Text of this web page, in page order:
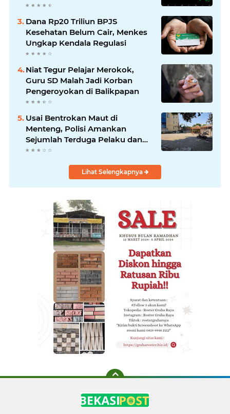
Dana Rp20 Triliun BPJS
Kesehatan Belum Cair, Menkes
Ungkap Kendala Regulasi
Niat Tegur Pelajar Merokok,
Guru SD Malah Jadi Korban
Pengeroyokan di Balikpapan
Usai Bentrokan Maut di
Menteng, Polisi Amankan
Sejumlah Terduga Pelaku dan
Temukan Fakta Mengejutkan di
Lihat Selengkapnya